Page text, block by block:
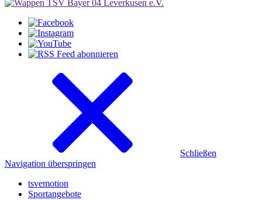
Schließen
Navigation überspringen
tsvemotion
Sportangebote